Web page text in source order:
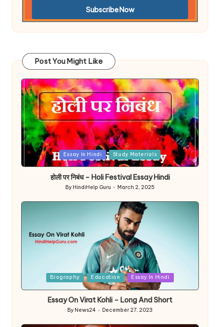
Post You Might Like
Posted
Essay In Hindi Study Materials
होली पर निबंध – Holi Festival Essay Hindi
Posted
by
By HindiHelp Guru March 2, 2025
Biography Education Essay In Hindi
Essay On Virat Kohli – Long And Short
Posted
by
By News24 December 27, 2023